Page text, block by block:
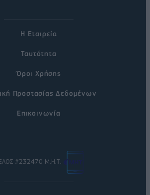
Η Εταιρεία
Ταυτότητα
Όροι Χρήσης
Προστασίας Δεδομένων
Επικοινωνία
#232470 Μ.Η.Τ.